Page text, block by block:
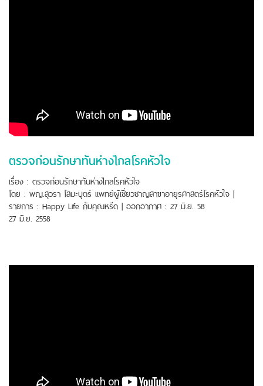
ตรวจก่อนรักษาทันห่างไกลโรคหัวใจ
เรื่อง : ตรวจก่อนรักษาทันห่างไกลโรคหัวใจ
โดย : พญ.สุวรา โสมะบุตร์ แพทย์ผู้เชี่ยวชาญสาขาอายุรศาสตร์โรคหัวใจ |
รายการ : Happy Life กับคุณหรีด | ออกอากาศ : 27 มิ.ย. 58
27 มิ.ย. 2558